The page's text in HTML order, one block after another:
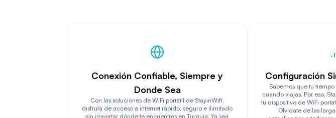
Conexión Confiable, Siempre y
Donde Sea
Con las soluciones de WiFi portátil de StayinWifi,
disfruta de acceso a internet rápido, seguro e ilimitado
sin importar dónde te encuentres en Turquía. Ya sea
Configuración
Sabemos que tu
cuando viajas. Por eso,
tu dispositivo de WiFi
Olvídate de las